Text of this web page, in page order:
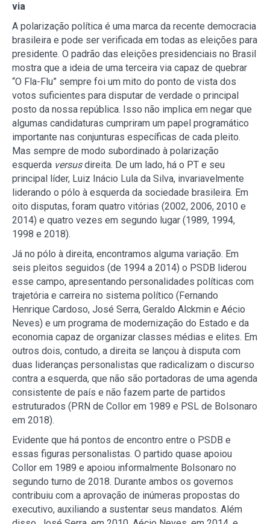
via
A polarização política é uma marca da recente democracia
brasileira e pode ser verificada em todas as eleições para
presidente. O padrão das eleições presidenciais no Brasil
mostra que a ideia de uma terceira via capaz de quebrar
“O Fla-Flu” sempre foi um mito do ponto de vista dos
votos suficientes para disputar de verdade o principal
posto da nossa república. Isso não implica em negar que
algumas candidaturas cumpriram um papel programático
importante nas conjunturas específicas de cada pleito.
Mas sempre de modo subordinado à polarização
esquerda versusdireita. De um lado, há o PT e seu
principal líder, Luiz Inácio Lula da Silva, invariavelmente
liderando o pólo à esquerda da sociedade brasileira. Em
oito disputas, foram quatro vitórias (2002, 2006, 2010 e
2014) e quatro vezes em segundo lugar (1989, 1994,
1998 e 2018).
Já no pólo à direita, encontramos alguma variação. Em
seis pleitos seguidos (de 1994 a 2014) o PSDB liderou
esse campo, apresentando personalidades políticas com
trajetória e carreira no sistema político (Fernando
Henrique Cardoso, José Serra, Geraldo Alckmin e Aécio
Neves) e um programa de modernização do Estado e da
economia capaz de organizar classes médias e elites. Em
outros dois, contudo, a direita se lançou à disputa com
duas lideranças personalistas que radicalizam o discurso
contra a esquerda, que não são portadoras de uma agenda
consistente de país e não fazem parte de partidos
estruturados (PRN de Collor em 1989 e PSL de Bolsonaro
em 2018).
Evidente que há pontos de encontro entre o PSDB e
essas figuras personalistas. O partido quase apoiou
Collor em 1989 e apoiou informalmente Bolsonaro no
segundo turno de 2018. Durante ambos os governos
contribuiu com a aprovação de inúmeras propostas do
executivo, auxiliando a sustentar seus mandatos. Além